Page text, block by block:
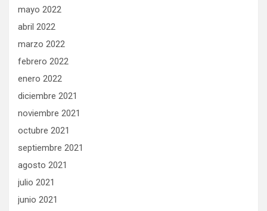
mayo 2022
abril 2022
marzo 2022
febrero 2022
enero 2022
diciembre 2021
noviembre 2021
octubre 2021
septiembre 2021
agosto 2021
julio 2021
junio 2021